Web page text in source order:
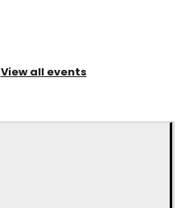
View all events